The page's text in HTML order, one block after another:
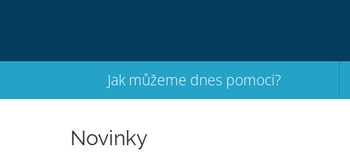
Jak můžeme dnes pomoci?
Novinky